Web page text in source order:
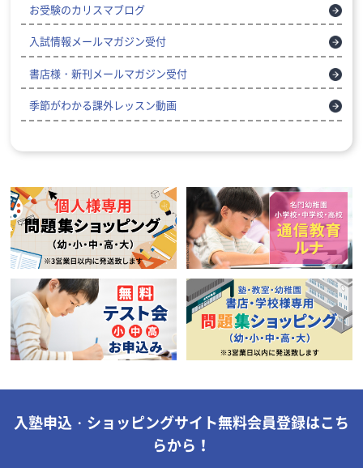
お受験のカリスマブログ
入試情報メールマガジン受付
書店様・新刊メールマガジン受付
季節がわかる課外レッスン動画
入塾申込・ショッピングサイト無料会員登録はこち
らから！